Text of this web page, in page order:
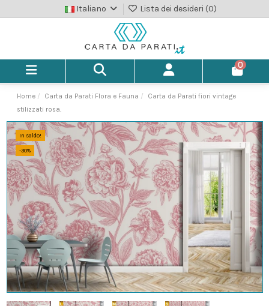
Italiano Lista dei desideri (0)
0
Home Carta da Parati Flora e Fauna
Carta da Parati fiori vintage
stilizzati rosa.
In saldo!
-30%